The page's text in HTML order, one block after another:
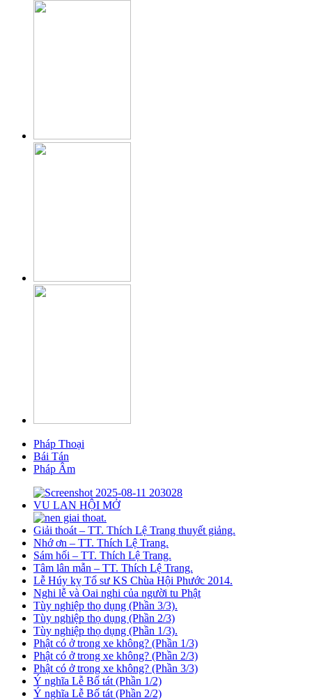
Pháp Thoại
Bái Tán
Pháp Âm
VU LAN HỘI MỞ
Giải thoát – TT. Thích Lệ Trang thuyết giảng.
Nhớ ơn – TT. Thích Lệ Trang.
Sám hối – TT. Thích Lệ Trang.
Tâm lân mẫn – TT. Thích Lệ Trang.
Lễ Húy kỵ Tổ sư KS Chùa Hội Phước 2014.
Nghi lễ và Oai nghi của người tu Phật
Tùy nghiệp thọ dụng (Phần 3/3).
Tùy nghiệp thọ dụng (Phần 2/3)
Tùy nghiệp thọ dụng (Phần 1/3).
Phật có ở trong xe không? (Phần 1/3)
Phật có ở trong xe không? (Phần 2/3)
Phật có ở trong xe không? (Phần 3/3)
Ý nghĩa Lễ Bố tát (Phần 1/2)
Ý nghĩa Lễ Bố tát (Phần 2/2)